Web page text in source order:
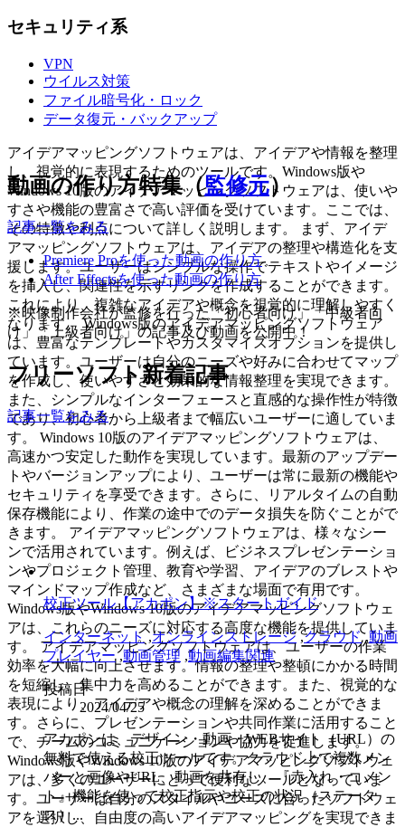
セキュリティ系
VPN
ウイルス対策
ファイル暗号化・ロック
データ復元・バックアップ
アイデアマッピングソフトウェアは、アイデアや情報を整理
し、視覚的に表現するためのツールです。Windows版や
Windows 10版のアイデアマッピングソフトウェアは、使いや
すさや機能の豊富さで高い評価を受けています。ここでは、
その特徴や利点について詳しく説明します。 まず、アイデ
アマッピングソフトウェアは、アイデアの整理や構造化を支
援します。ユーザーはシンプルな操作でテキストやイメージ
を挿入し、関連性を示すリンクを作成することができます。
これにより、複雑なアイデアや概念を視覚的に理解しやすく
なります。 Windows版のアイデアマッピングソフトウェア
は、豊富なテンプレートやカスタマイズオプションを提供し
ています。ユーザーは自分のニーズや好みに合わせてマップ
を作成し、使いやすさと効果的な情報整理を実現できます。
また、シンプルなインターフェースと直感的な操作性が特徴
であり、初心者から上級者まで幅広いユーザーに適していま
す。 Windows 10版のアイデアマッピングソフトウェアは、
高速かつ安定した動作を実現しています。最新のアップデー
トやバージョンアップにより、ユーザーは常に最新の機能や
セキュリティを享受できます。さらに、リアルタイムの自動
保存機能により、作業の途中でのデータ損失を防ぐことがで
きます。 アイデアマッピングソフトウェアは、様々なシー
ンで活用されています。例えば、ビジネスプレゼンテーショ
ンやプロジェクト管理、教育や学習、アイデアのブレストや
マインドマップ作成など、さまざまな場面で有用です。
Windows版やWindows 10版のアイデアマッピングソフトウェ
アは、これらのニーズに対応する高度な機能を提供していま
す。 アイデアマッピングソフトウェアは、ユーザーの作業
効率を大幅に向上させます。情報の整理や整頓にかかる時間
を短縮し、集中力を高めることができます。また、視覚的な
表現により、アイデアや概念の理解を深めることができま
す。さらに、プレゼンテーションや共同作業に活用すること
で、チームのコミュニケーションや協力を促進します。
Windows版やWindows 10版のアイデアマッピングソフトウェ
アは、多くのユーザーにとって便利なツールとなっていま
す。ユーザーは自分のスタイルやニーズに合ったソフトウェ
アを選択し、自由度の高いアイデアマッピングを実現できま
動画の作り方特集（監修元）
記事一覧をみる
Premiere Proを使った動画の作り方
After Effectsを使った動画の作り方
※映像制作会社が監修を行った「初心者向け」「中級者向
け」「上級者向け」の記事及び動画を公開中！
フリーソフト新着記事
記事一覧をみる
校正ツール【アカポン】※スタートガイド
インターネット ,オンラインストレージ ,クラウド,動画
プレイヤー,動画管理 ,動画編集関連
投稿日
2024/04/25
アカポンは、デザイン・動画・WEBサイト（URL）の
無料で使える校正ツールです。クラウド上で複数メン
バーと画像やURL、動画を共有し、『赤入れ・コメン
ト』機能を使って校正指示や校正の状況（ステータ
ス）...